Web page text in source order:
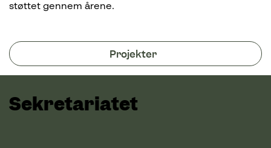
støttet gennem årene.
Projekter
Sekretariatet